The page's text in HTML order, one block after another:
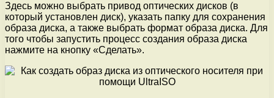
Здесь можно выбрать привод оптических дисков (в
который установлен диск), указать папку для сохранения
образа диска, а также выбрать формат образа диска. Для
того чтобы запустить процесс создания образа диска
нажмите на кнопку «Сделать».